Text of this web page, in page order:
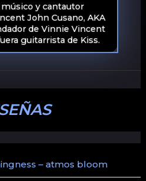
músico y cantautor
John Cusano, AKA
de Vinnie Vincent
guitarrista de Kiss.
– atmos bloom